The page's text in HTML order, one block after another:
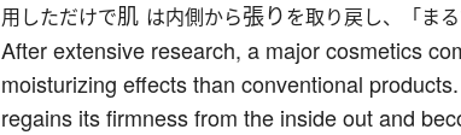
用しただけで肌 は内側から張りを取り戻し、「ま
After extensive research, a major cosmetics
moisturizing effects than conventional
regains its firmness from the inside out and